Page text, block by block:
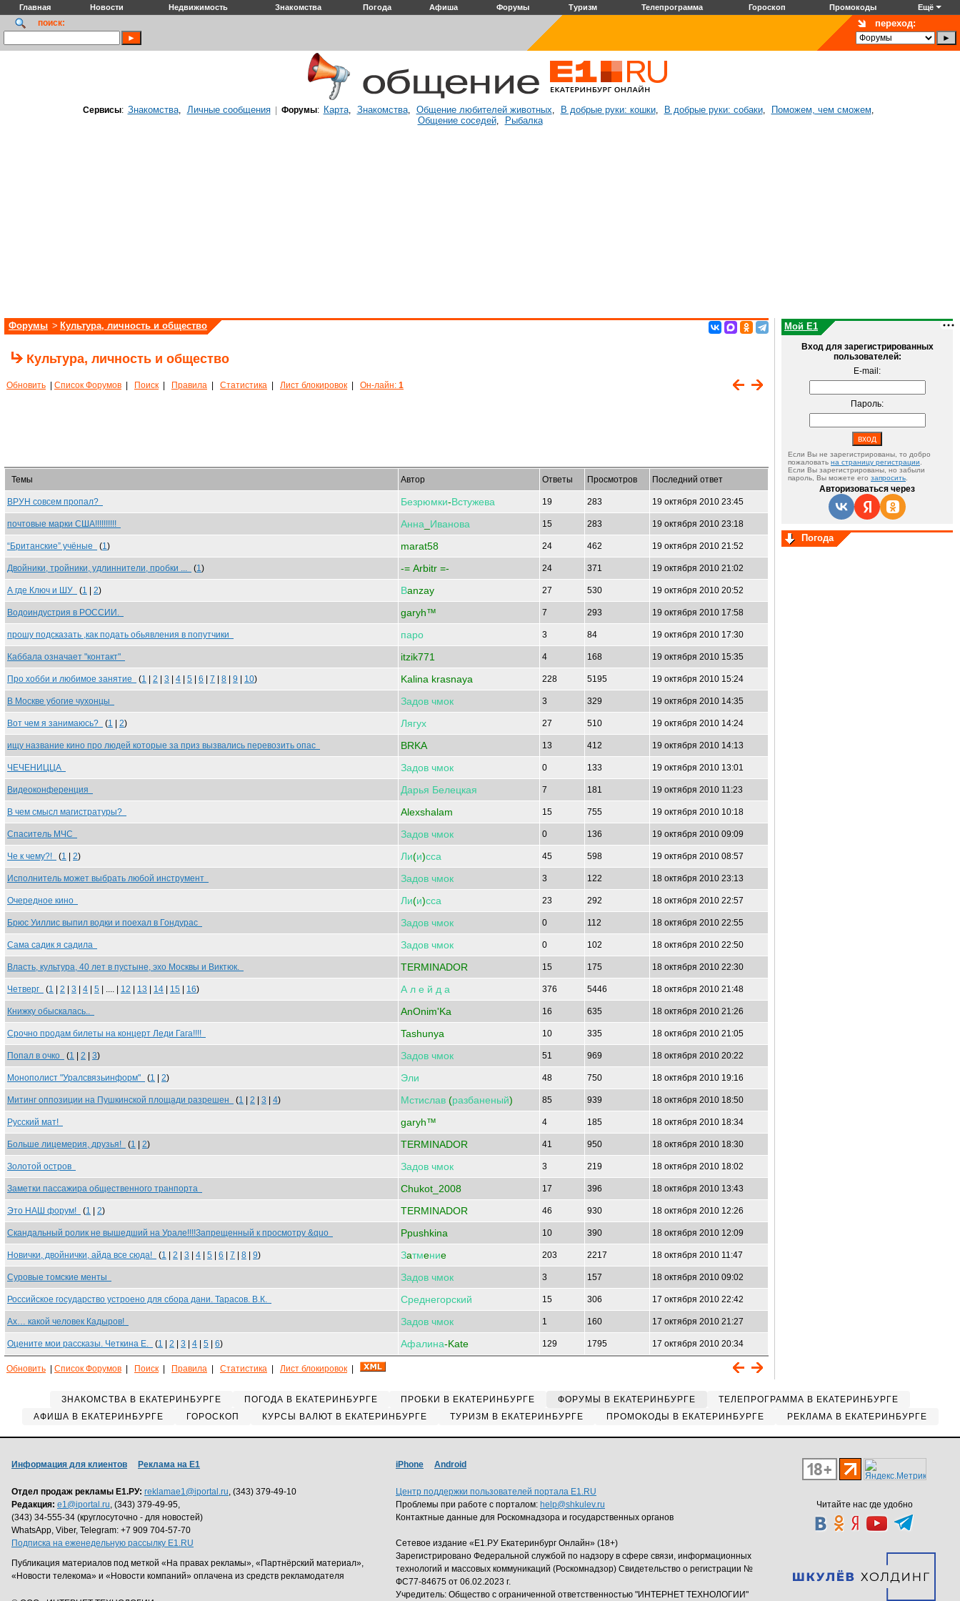
Главная Новости Недвижимость Знакомства Погода Афиша Форумы Туризм Телепрограмма Гороскоп Промокоды Ещё
поиск: переход:
Сервисы: Знакомства, Личные сообщения| Форумы: Карта, Знакомства, Общение любителей животных, В добрые руки: кошки, В добрые руки: собаки, Поможем, чем сможем,
Общение соседей, Рыбалка
Форумы > Культура, личность и общество
Культура, личность и общество
Обновить Список Форумов Поиск Правила Статистика Лист блокировок Он-лайн: 1
Темы Автор Ответы Просмотров Последний ответ
ВРУН совсем пропал? Безрюмки-Встужева 19 283 19 октября 2010 23:45
почтовые марки США!!!!!!!!!! Анна Иванова 15 283 19 октября 2010 23:18
“Британские” учёные (1) marat58 24 462 19 октября 2010 21:52
Двойники, тройники, удлиннители, пробки ... (1) -= Arbitr =- 24 371 19 октября 2010 21:02
А где Ключ и ШУ (1 2) Вanzay 27 530 19 октября 2010 20:52
Водоиндустрия в РОССИИ. garyh™ 7 293 19 октября 2010 17:58
прошу подсказать ,как подать обьявления в попутчики паро 3 84 19 октября 2010 17:30
Каббала означает "контакт" itzik771 4 168 19 октября 2010 15:35
Про хобби и любимое занятие (1 2 3 4 5 6 7 8 9 10) Kalina krasnaya 228 5195 19 октября 2010 15:24
В Москве убогие чухонцы Задов чмок 3 329 19 октября 2010 14:35
Вот чем я занимаюсь? (1 2) Лягух 27 510 19 октября 2010 14:24
ищу название кино про людей которые за приз вызвались перевозить опас BRKA 13 412 19 октября 2010 14:13
ЧЕЧЕНИЦЦА Задов чмок 0 133 19 октября 2010 13:01
Видеоконференция Дарья Белецкая 7 181 19 октября 2010 11:23
В чем смысл магистратуры? Alexshalam 15 755 19 октября 2010 10:18
Спаситель МЧС Задов чмок 0 136 19 октября 2010 09:09
Че к чему?! (1 2) Ли(и)сса 45 598 19 октября 2010 08:57
Исполнитель может выбрать любой инструмент Задов чмок 3 122 18 октября 2010 23:13
Очередное кино Ли(и)сса 23 292 18 октября 2010 22:57
Брюс Уиллис выпил водки и поехал в Гондурас Задов чмок 0 112 18 октября 2010 22:55
Сама садик я садила Задов чмок 0 102 18 октября 2010 22:50
Власть, культура, 40 лет в пустыне, эхо Москвы и Виктюк. TERMINADOR 15 175 18 октября 2010 22:30
Четверг (1 2 3 4 5 | .... | 12 13 14 15 16) А л е й д а 376 5446 18 октября 2010 21:48
Книжку обыскалась.. AnOnim'Ka 16 635 18 октября 2010 21:26
Срочно продам билеты на концерт Леди Гага!!!! Tashunya 10 335 18 октября 2010 21:05
Попал в очко (1 2 3) Задов чмок 51 969 18 октября 2010 20:22
Монополист "Уралсвязьинформ" (1 2) Эли 48 750 18 октября 2010 19:16
Митинг оппозиции на Пушкинской площади разрешен (1 2 3 4) Мстислав (разбаненый) 85 939 18 октября 2010 18:50
Русский мат! garyh™ 4 185 18 октября 2010 18:34
Больше лицемерия, друзья! (1 2) TERMINADOR 41 950 18 октября 2010 18:30
Золотой остров Задов чмок 3 219 18 октября 2010 18:02
Заметки пассажира общественного транпорта Chukot_2008 17 396 18 октября 2010 13:43
Это НАШ форум! (1 2) TERMINADOR 46 930 18 октября 2010 12:26
Скандальный ролик не вышедший на Урале!!!!Запрещенный к просмотру &quo Ppushkina 10 390 18 октября 2010 12:09
Новички, двойнички, айда все сюда! (1 2 3 4 5 6 7 8 9) Зaтмeниe 203 2217 18 октября 2010 11:47
Суровые томские менты Задов чмок 3 157 18 октября 2010 09:02
Российское государство устроено для сбора дани. Тарасов. В.К. Среднегорский 15 306 17 октября 2010 22:42
Ах… какой человек Кадыров! Задов чмок 1 160 17 октября 2010 21:27
Оцените мои рассказы. Четкина Е. (1 2 3 4 5 6) Афалина-Kate 129 1795 17 октября 2010 20:34
Обновить Список Форумов Поиск Правила Статистика Лист блокировок
Мой E1
Вход для зарегистрированных
пользователей:
E-mail:
Пароль:
Если Вы не зарегистрированы, то добро
пожаловать на страницу регистрации
Если Вы зарегистрированы, но забыли
пароль, Вы можете его запросить
Авторизоваться через
Погода
ЗНАКОМСТВА В ЕКАТЕРИНБУРГЕ ПОГОДА В ЕКАТЕРИНБУРГЕ ПРОБКИ В ЕКАТЕРИНБУРГЕ ФОРУМЫ В ЕКАТЕРИНБУРГЕ
ТЕЛЕПРОГРАММА В ЕКАТЕРИНБУРГЕ
АФИША В ЕКАТЕРИНБУРГЕ
ГОРОСКОП КУРСЫ ВАЛЮТ В ЕКАТЕРИНБУРГЕ ТУРИЗМ В ЕКАТЕРИНБУРГЕ ПРОМОКОДЫ В ЕКАТЕРИНБУРГЕ РЕКЛАМА В ЕКАТЕРИНБУРГЕ
Читайте нас где удобно
Информация для клиентов Реклама на Е1
Отдел продаж рекламы Е1.РУ: reklamae1@iportal.ru, (343) 379-49-10
Редакция: e1@iportal.ru, (343) 379-49-95,
(343) 34-555-34 (круглосуточно - для новостей)
WhatsApp, Viber, Telegram: +7 909 704-57-70
Подписка на еженедельную рассылку E1.RU
Публикация материалов под меткой «На правах рекламы», «Партнёрский материал»,
«Новости телекома» и «Новости компаний» оплачена из средств рекламодателя
iPhone Android
Центр поддержки пользователей портала E1.RU
Проблемы при работе с порталом: help@shkulev.ru
Контактные данные для Роскомнадзора и государственных органов
Сетевое издание «Е1.РУ Екатеринбург Онлайн» (18+)
Зарегистрировано Федеральной службой по надзору в сфере связи, информационных
технологий и массовых коммуникаций (Роскомнадзор) Свидетельство о регистрации №
ФС77-84675 от 06.02.2023 г.
Учредитель: Общество с ограниченной ответственностью "ИНТЕРНЕТ ТЕХНОЛОГИИ"